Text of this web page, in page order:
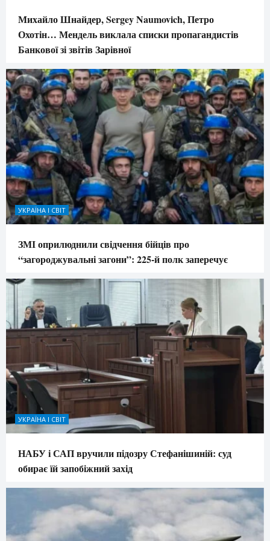
Михайло Шнайдер, Sergey Naumovich, Петро
Охотін… Мендель виклала списки пропагандистів
Банкової зі звітів Зарівної
УКРАЇНА І СВІТ
ЗМІ оприлюднили свідчення бійців про
“загороджувальні загони”: 225-й полк заперечує
УКРАЇНА І СВІТ
НАБУ і САП вручили підозру Стефанішиній: суд
обирає їй запобіжний захід